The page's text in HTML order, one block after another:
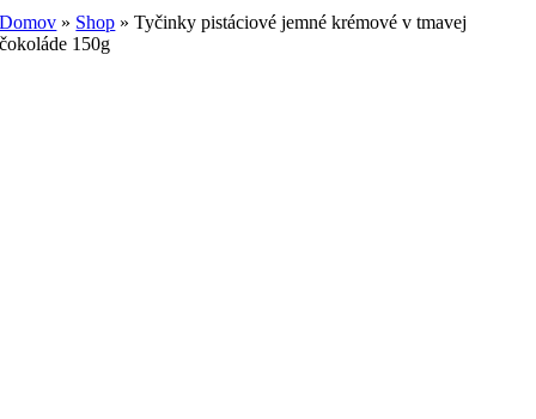
Domov » Shop »Tyčinky pistáciové jemné krémové v tmavej
čokoláde 150g